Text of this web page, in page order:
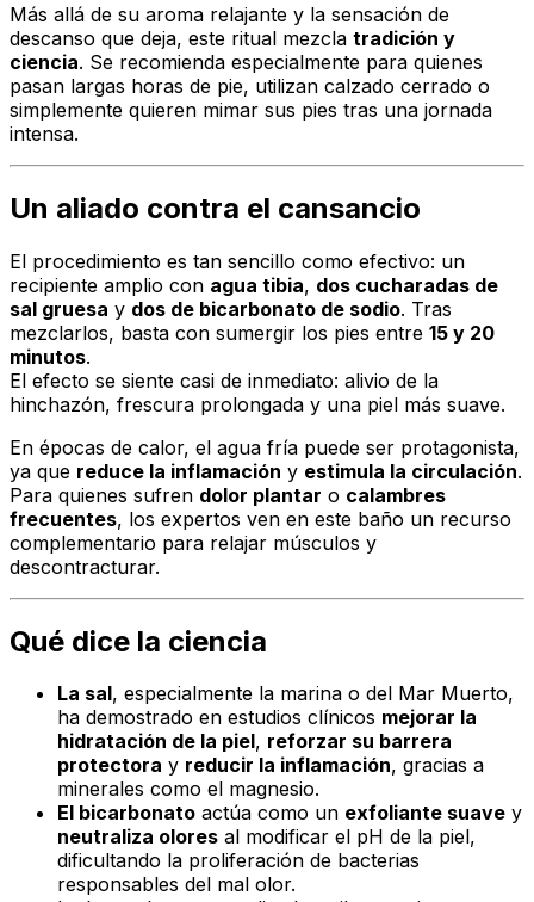
Más allá de su aroma relajante y la sensación de
descanso que deja, este ritual mezcla tradición y
ciencia. Se recomienda especialmente para quienes
pasan largas horas de pie, utilizan calzado cerrado o
simplemente quieren mimar sus pies tras una jornada
intensa.
Un aliado contra el cansancio
El procedimiento es tan sencillo como efectivo: un
recipiente amplio con agua tibia, dos cucharadas de
sal gruesa y dos de bicarbonato de sodio. Tras
mezclarlos, basta con sumergir los pies entre 15 y 20
minutos.
El efecto se siente casi de inmediato: alivio de la
hinchazón, frescura prolongada y una piel más suave.
En épocas de calor, el agua fría puede ser protagonista,
ya que reduce la inflamación y estimula la circulación.
Para quienes sufren dolor plantar o calambres
frecuentes, los expertos ven en este baño un recurso
complementario para relajar músculos y
descontracturar.
Qué dice la ciencia
La sal, especialmente la marina o del Mar Muerto,
ha demostrado en estudios clínicos mejorar la
hidratación de la piel, reforzar su barrera
protectora y reducir la inflamación, gracias a
minerales como el magnesio.
El bicarbonato actúa como un exfoliante suave y
neutraliza olores al modificar el pH de la piel,
dificultando la proliferación de bacterias
responsables del mal olor.